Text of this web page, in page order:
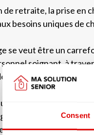
Consent
de retraite, la prise en
besoins uniques de
se veut être un
soignant, à
retraite.
série d'articles,
de vie et les
entourent au